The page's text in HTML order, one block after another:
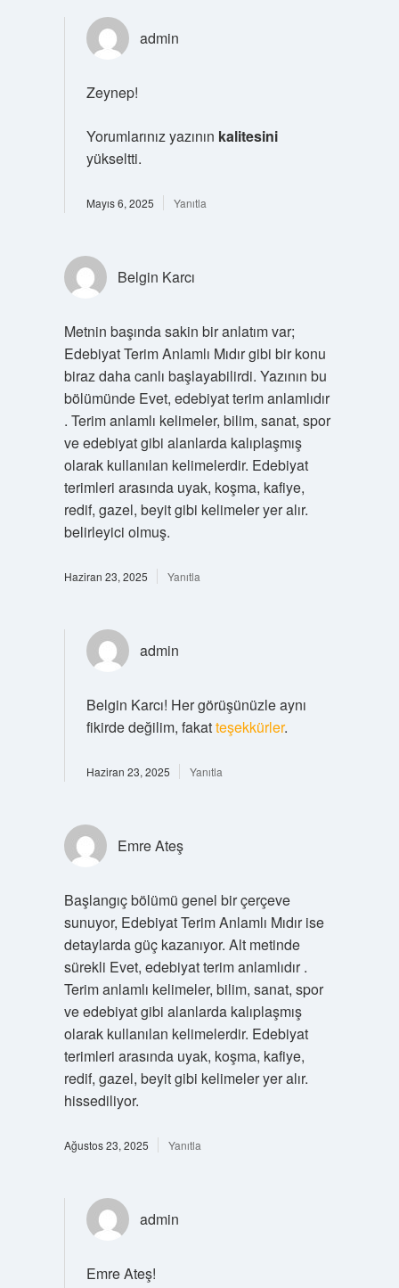
admin
Zeynep!
Yorumlarınız yazının kalitesini
yükseltti.
Mayıs 6, 2025 Yanıtla
Belgin Karcı
Metnin başında sakin bir anlatım var;
Edebiyat Terim Anlamlı Mıdır gibi bir konu
biraz daha canlı başlayabilirdi. Yazının bu
bölümünde Evet, edebiyat terim anlamlıdır
. Terim anlamlı kelimeler, bilim, sanat, spor
ve edebiyat gibi alanlarda kalıplaşmış
olarak kullanılan kelimelerdir. Edebiyat
terimleri arasında uyak, koşma, kafiye,
redif, gazel, beyit gibi kelimeler yer alır.
belirleyici olmuş.
Haziran 23, 2025 Yanıtla
admin
Belgin Karcı! Her görüşünüzle aynı
fikirde değilim, fakatteşekkürler.
Haziran 23, 2025 Yanıtla
Emre Ateş
Başlangıç bölümü genel bir çerçeve
sunuyor, Edebiyat Terim Anlamlı Mıdır ise
detaylarda güç kazanıyor. Alt metinde
sürekli Evet, edebiyat terim anlamlıdır .
Terim anlamlı kelimeler, bilim, sanat, spor
ve edebiyat gibi alanlarda kalıplaşmış
olarak kullanılan kelimelerdir. Edebiyat
terimleri arasında uyak, koşma, kafiye,
redif, gazel, beyit gibi kelimeler yer alır.
hissediliyor.
Ağustos 23, 2025 Yanıtla
admin
Emre Ateş!